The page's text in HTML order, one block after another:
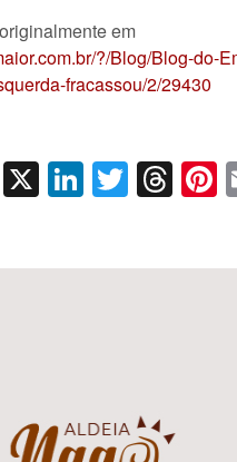
em
?/Blog/Blog-do-
fracassou/2/29430
Facebook
X LinkedIn
Twitter